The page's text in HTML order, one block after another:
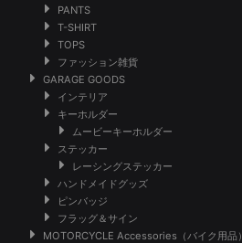
PANTS
T-SHIRT
TOPS
ファッション雑貨
GARAGE GOODS
インテリア
キーホルダー
ムービーキーホルダー
ステッカー
レーシングステッカー
ハンドメイドグッズ
ピンバッジ
フラッグ＆サイン
MOTORCYCLE Accessories（バイク用品）